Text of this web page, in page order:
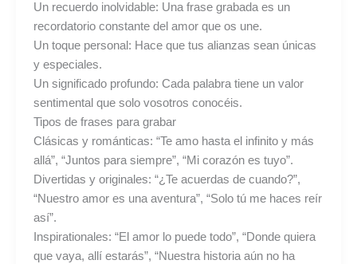
Un recuerdo inolvidable: Una frase grabada es un
recordatorio constante del amor que os une.
Un toque personal: Hace que tus alianzas sean únicas
y especiales.
Un significado profundo: Cada palabra tiene un valor
sentimental que solo vosotros conocéis.
Tipos de frases para grabar
Clásicas y románticas: “Te amo hasta el infinito y más
allá”, “Juntos para siempre”, “Mi corazón es tuyo”.
Divertidas y originales: “¿Te acuerdas de cuando?”,
“Nuestro amor es una aventura”, “Solo tú me haces reír
así”.
Inspirationales: “El amor lo puede todo”, “Donde quiera
que vaya, allí estarás”, “Nuestra historia aún no ha